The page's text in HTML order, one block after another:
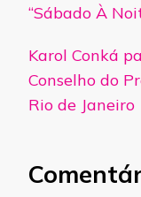
“Sábado À
Karol Conká
Conselho do
Rio de Janeiro